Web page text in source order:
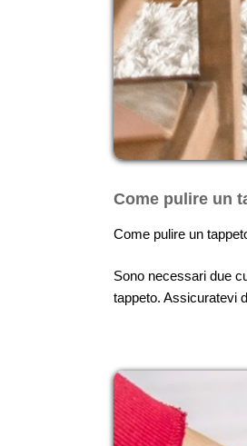
Come pulire un
Come pulire un
Sono necessari due
tappeto. Assicuratevi